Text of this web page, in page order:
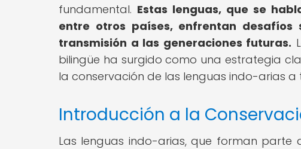
fundamental. Estas lenguas, que se
entre otros países, enfrentan
transmisión a las generaciones futuras.
bilingüe ha surgido como una estrategia
la conservación de las lenguas indo-arias a
Introducción a la
Las lenguas indo-arias, que forman